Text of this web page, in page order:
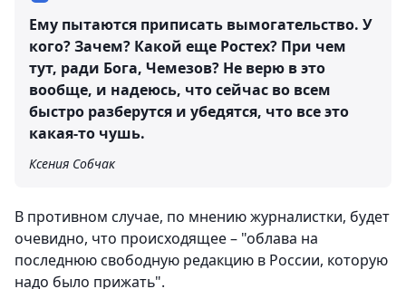
Ему пытаются приписать вымогательство. У
кого? Зачем? Какой еще Ростех? При чем
тут, ради Бога, Чемезов? Не верю в это
вообще, и надеюсь, что сейчас во всем
быстро разберутся и убедятся, что все это
какая-то чушь.
Ксения Собчак
В противном случае, по мнению журналистки, будет
очевидно, что происходящее – "облава на
последнюю свободную редакцию в России, которую
надо было прижать".